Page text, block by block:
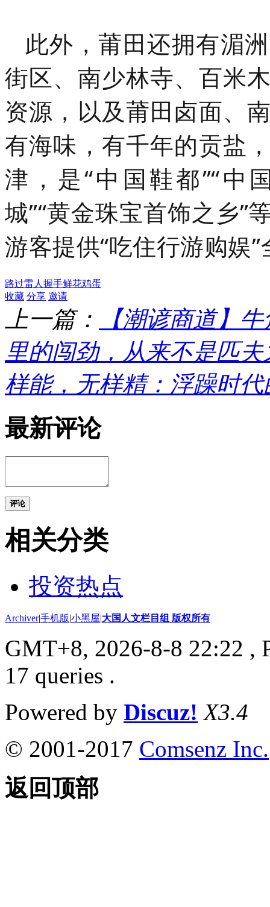
此外，莆田还拥有湄
街区、南少林寺、百米
资源，以及莆田卤面、
有海味，有千年的贡盐
津，是“中国鞋都”“中
城”“黄金珠宝首饰之乡”
游客提供“吃住行游购娱
路过雷人 握手鲜花鸡蛋
收藏 分享 邀请
上一篇：
【潮谚商道】
里的闯劲，从来不是匹夫
样能，无样精：浮躁时
最新评论
评论
相关分类
投资热点
Archiver|手机版|小黑屋|大国人文栏目组 版权所有
GMT+8, 2026-8-8 22:22 ,
17 queries .
Powered by Discuz! X3.4
© 2001-2017 Comsenz Inc.
返回顶部